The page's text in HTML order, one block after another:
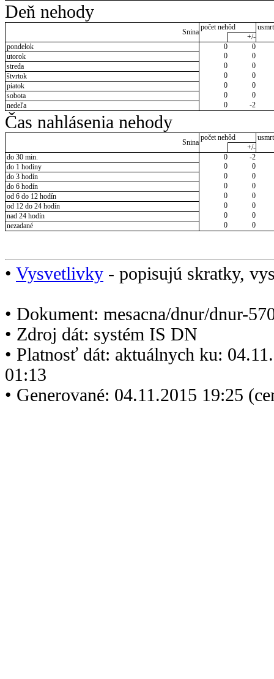
Deň nehody
Snina
počet nehôd
+/-
pondelok
0
0
utorok
0
0
streda
0
0
štvrtok
0
0
piatok
0
0
sobota
0
0
nedeľa
0 -2
Čas nahlásenia nehody
Snina
počet nehôd
+/-
do 30 min.
0
-2
do 1 hodiny
0
0
do 3 hodín
0
0
do 6 hodín
0
0
od 6 do 12 hodín
0
0
od 12 do 24 hodín
0
0
nad 24 hodín
0
0
nezadané
0 0
• Vysvetlivky - popisujú skratky,
• Dokument: mesacna/dnur/dnur-
• Zdroj dát: systém IS DN
• Platnosť dát: aktuálnych ku:
01:13
• Generované: 04.11.2015 19:25